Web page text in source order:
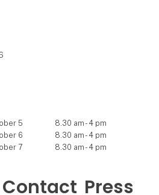
5
8.30 am - 4 pm
6
8.30 am - 4 pm
7 8.30 am - 4 pm
Contact Press